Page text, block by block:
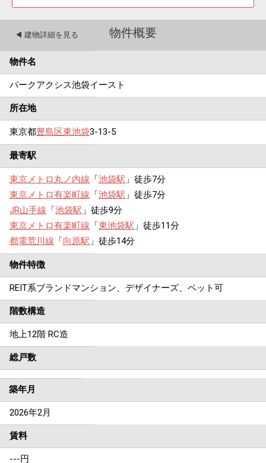
物件概要
◀︎ 建物詳細を見る
物件名
パークアクシス池袋イースト
所在地
東京都豊島区東池袋3-13-5
最寄駅
東京メトロ丸ノ内線 「池袋駅 」徒歩7分
東京メトロ有楽町線 「池袋駅 」徒歩7分
JR山手線 「池袋駅 」徒歩9分
東京メトロ有楽町線 「東池袋駅 」徒歩11分
都電荒川線 「向原駅 」徒歩14分
物件特徴
REIT系ブランドマンション、デザイナーズ、ペット可
階数構造
地上12階 RC造
総戸数
築年月
2026年2月
賃料
---円